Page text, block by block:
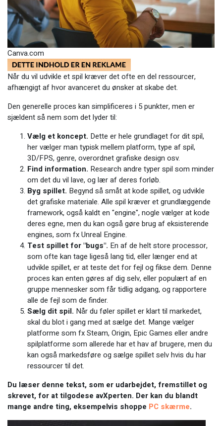
Canva.com
Når du vil udvikle et spil kræver det ofte en del ressourcer,
afhængigt af hvor avanceret du ønsker at skabe det.
Den generelle proces kan simplificeres i 5 punkter, men er
sjældent så nem som det lyder til:
Vælg et koncept. Dette er hele grundlaget for dit spil,
her vælger man typisk mellem platform, type af spil,
3D/FPS, genre, overordnet grafiske design osv.
Find information. Research andre typer spil som minder
om det du vil lave, og lær af deres forløb.
Byg spillet. Begynd så småt at kode spillet, og udvikle
det grafiske materiale. Alle spil kræver et grundlæggende
framework, også kaldt en "engine", nogle vælger at kode
deres egne, men du kan også gøre brug af eksisterende
engines, som fx Unreal Engine.
Test spillet for "bugs". En af de helt store processor,
som ofte kan tage ligeså lang tid, eller længer end at
udvikle spillet, er at teste det for fejl og fikse dem. Denne
proces kan enten gøres af dig selv, eller populært af en
gruppe mennesker som får tidlig adgang, og rapportere
alle de fejl som de finder.
Sælg dit spil. Når du føler spillet er klart til markedet,
skal du blot i gang med at sælge det. Mange vælger
platforme som fx Steam, Origin, Epic Games eller andre
spilplatforme som allerede har et hav af brugere, men du
kan også markedsføre og sælge spillet selv hvis du har
ressourcer til det.
Du læser denne tekst, som er udarbejdet, fremstillet og
skrevet, for at tilgodese avXperten. Der kan du blandt
mange andre ting, eksempelvis shoppe PC skærme.